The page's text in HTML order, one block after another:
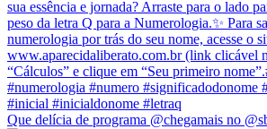
Que delícia de programa @chegamais no